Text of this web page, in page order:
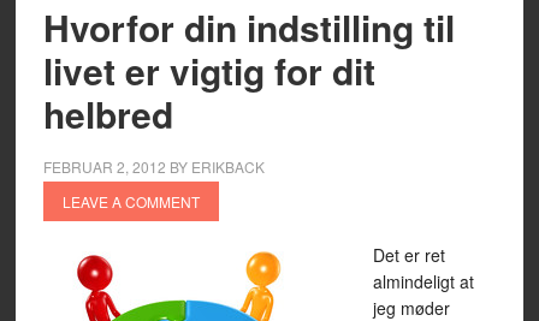
Hvorfor din indstilling til
livet er vigtig for dit
helbred
FEBRUAR 2, 2012 BY ERIKBACK
LEAVE A COMMENT
Det er ret
almindeligt at
jeg møder